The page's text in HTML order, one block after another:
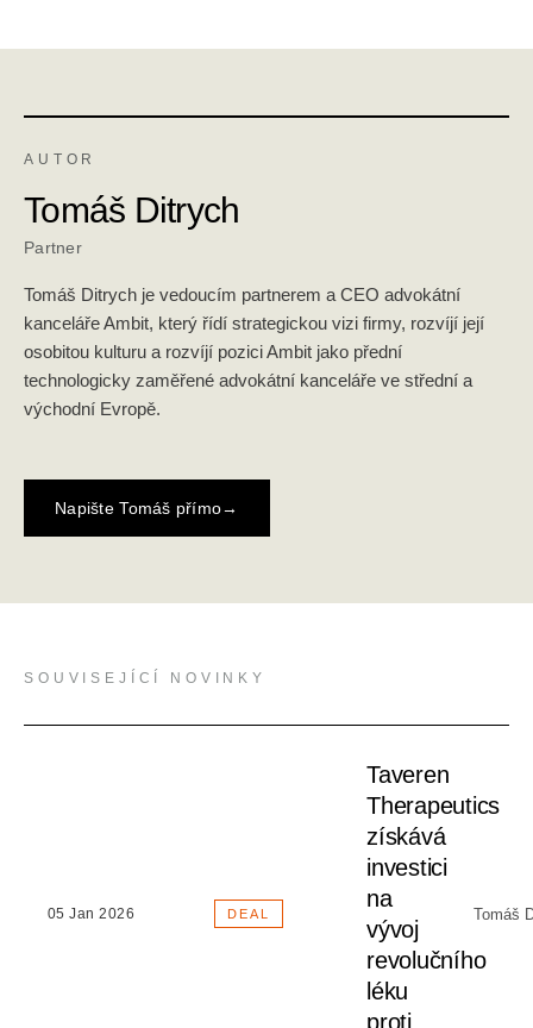
AUTOR
Tomáš Ditrych
Partner
Tomáš Ditrych je vedoucím partnerem a CEO advokátní
kanceláře Ambit, který řídí strategickou vizi firmy, rozvíjí její
osobitou kulturu a rozvíjí pozici Ambit jako přední
technologicky zaměřené advokátní kanceláře ve střední a
východní Evropě.
Napište Tomáš přímo→
SOUVISEJÍCÍ NOVINKY
05 Jan 2026 DEAL
Taveren
Therapeutics
získává
investici
na
vývoj
revolučního
léku
proti
Tomáš